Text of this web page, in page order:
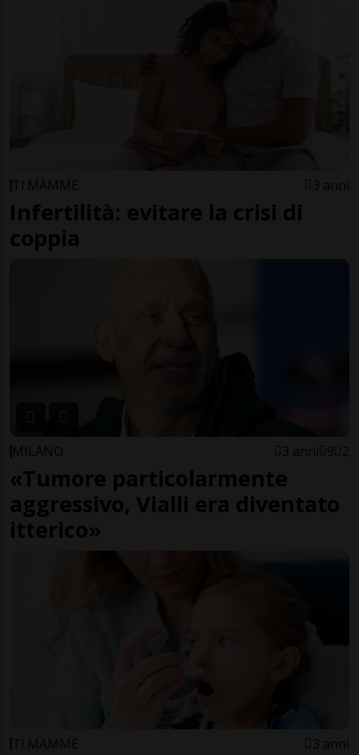
TI.MAMME 3 anni
Infertilità: evitare la crisi di
coppia
MILANO 3 anni 9 2
«Tumore particolarmente
aggressivo, Vialli era diventato
itterico»
TI.MAMME 3 anni